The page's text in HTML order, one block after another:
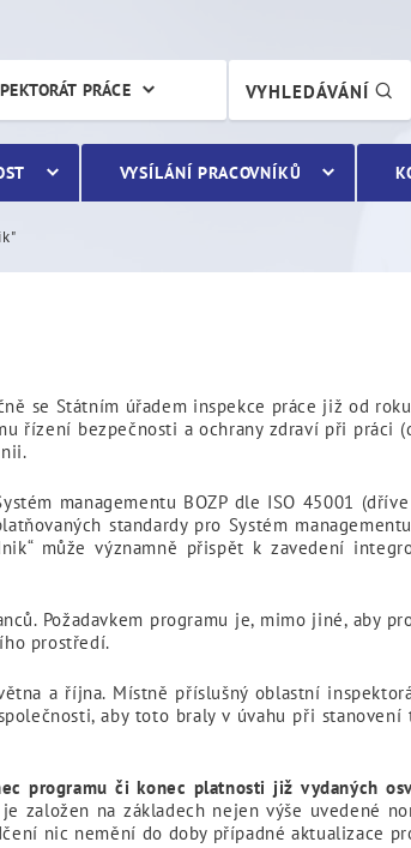
VYHLEDÁVÁNÍ
PRÁCE
VYSÍLÁNÍ PRACOVNÍKŮ
se Státním úřadem inspekce práce již od
řízení bezpečnosti a ochrany zdraví při práci
managementu BOZP dle ISO 45001 (dříve
standardy pro Systém
může významně přispět k zavedení
Požadavkem programu je, mimo jiné, aby
prostředí.
a října. Místně příslušný oblastní
aby toto braly v úvahu při stanovení
programu či konec platnosti již vydaných
založen na základech nejen výše uvedené
nic nemění do doby případné aktualizace